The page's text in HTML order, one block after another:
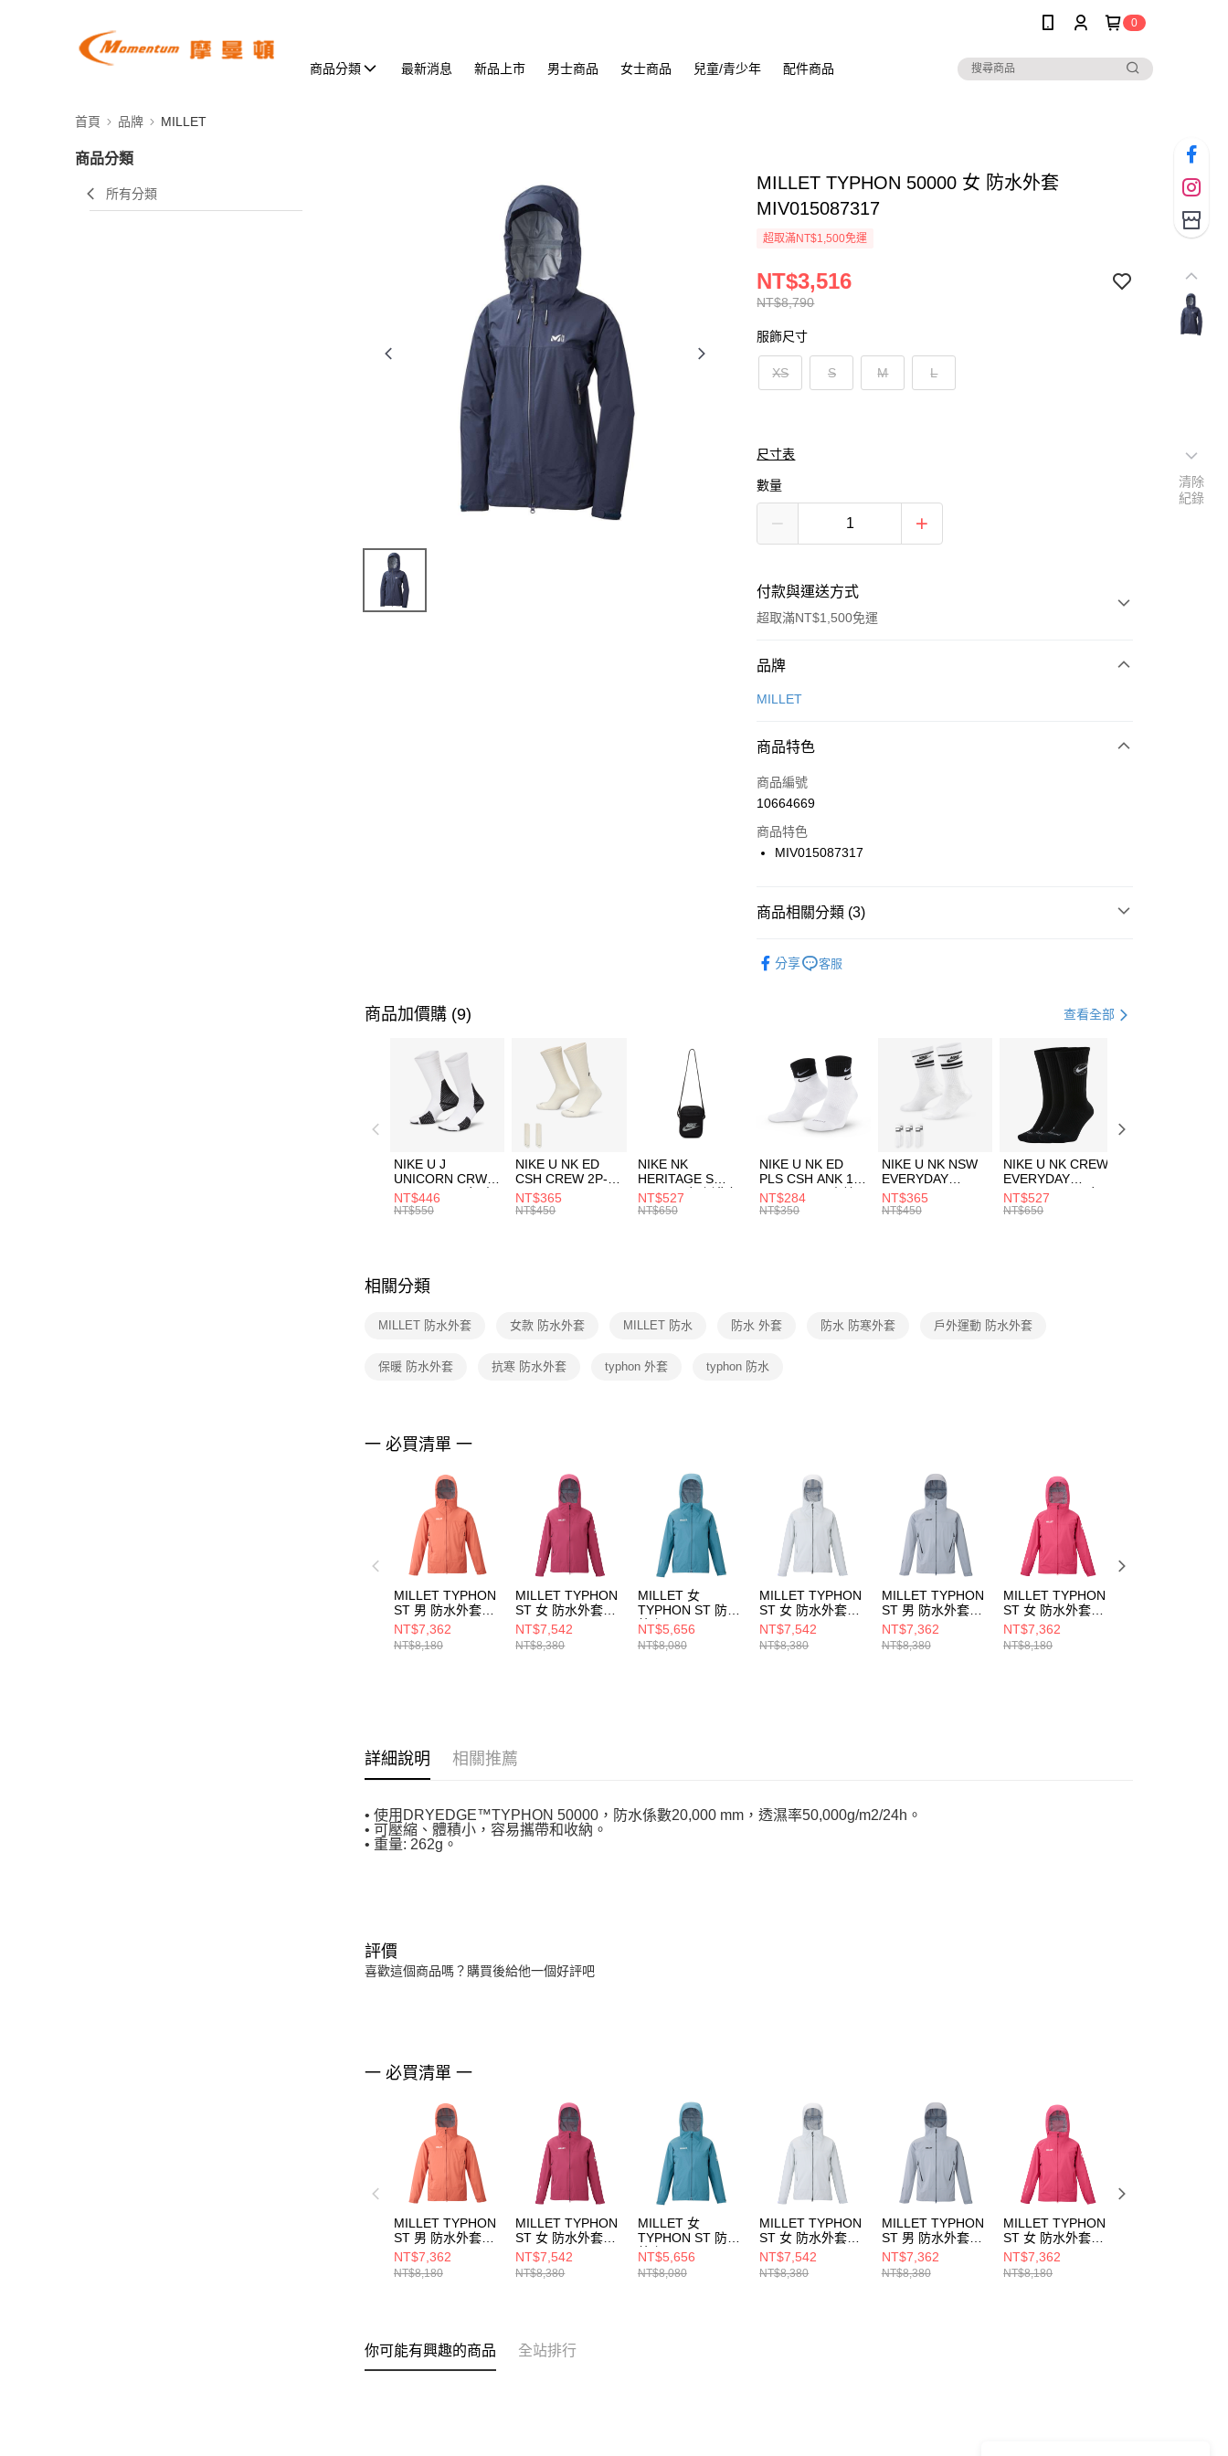
0
商品分類 最新消息 新品上市 男士商品 女士商品 兒童/青少年 配件商品
首頁 品牌 MILLET
商品分類
所有分類
MILLET TYPHON 50000 女 防水外套
MIV015087317
超取滿NT$1,500免運
NT$8,790
NT$3,516
服飾尺寸
XS S M L
尺寸表
數量
付款與運送方式
超取滿NT$1,500免運
付款方式
信用卡一次付款
合作金庫商業銀行
華南商業銀行
上海商業儲蓄銀行
國泰世華商業銀行
聯邦商業銀行
台新國際商業銀行
LINE Pay
Apple Pay
【關於「AFTEE先享後付」】
３．安心：先確認商品／服務後，再付款。
【「AFTEE先享後付」結帳流程】
１．於結帳方式選擇「AFTEE先享後付」後，將跳轉至「AFTEE先享後
付」結帳頁面，進行簡訊認證並確認金額後，即可完成結帳。
２．訂單成立數日內，您將收到繳費通知簡訊。
３．收到繳費通知簡訊後14天內，點擊此簡訊中的連結，可透過四大超商
／ATM／網路銀行／等多元方式進行付款，方視為交易完成。
※ 請注意：結帳手續完成當下不需立刻繳費，但若您需要取消訂單，請聯
絡購買商品的店家。未經商家同意取消之訂單仍視為有效，需透過AFTEE
先享後付繳納相關費用。
１．透過由恩沛科技股份有限公司提供之「AFTEE先享後付」服務完成之
交易，需依本服務之必要範圍內提供個人資料，並將交易相關給付款項請
２．關於個人資料處理事宜，請瀏覽以下網址：
結果請求用戶進行身份認證。
５．嚴禁一人註冊多個帳號或使用他人資訊註冊。若發現惡意使用之情
形，恩沛科技股份有限公司將有權停止該用戶之使用額度並採取法律行
動。
每筆NT$100，滿NT$1,500(含以上)免運費
每筆NT$100，滿NT$1,500(含以上)免運費
付款後門市自取
每筆NT$100，滿NT$1,500(含以上)免運費
品牌
MILLET
商品特色
商品編號
10664669
商品特色
MIV015087317
商品相關分類 (3)
分享 客服
商品加價購 (9) 查看全部
NIKE U J
UNICORN CRW
1PR -160 男女 中
統襪 FZ3393100
NT$446
NT$550
NIKE U NK ED
CSH CREW 2P-
144 EMBRDY 男
女 短統襪
NT$365
NT$450
NIKE NK
HERITAGE S
SMIT 男女 側背包
BA5871010
NT$527
NT$650
NIKE U NK ED
PLS CSH ANK 1P
144 DBL 男 中統
襪 DH4058104
NT$284
NT$350
NIKE U NK NSW
EVERYDAY
ESSENTIAL CR
男女 短統襪
NT$365
NT$450
NIKE U NK CREW
EVERYDAY
BBALL 3PR 男女
長統襪
NT$527
NT$650
相關分類
MILLET 防水外套 女款 防水外套 MILLET 防水 防水 外套 防水 防寒外套 戶外運動 防水外套
保暖 防水外套 抗寒 防水外套 typhon 外套 typhon 防水
一 必買清單 一
MILLET TYPHON
ST 男 防水外套
MIV03168N8408
NT$7,362
NT$8,180
MILLET TYPHON
ST 女 防水外套
MIV03207N9413
NT$7,542
NT$8,380
MILLET 女
TYPHON ST 防水
外套
MIV03207N9845
NT$5,656
NT$8,080
MILLET TYPHON
ST 女 防水外套
MIV03207N7365
NT$7,542
NT$8,380
MILLET TYPHON
ST 男 防水外套
MIV03168N9886
NT$7,362
NT$8,380
MILLET TYPHON
ST 女 防水外套
MIV03207N3834
NT$7,362
NT$8,180
詳細說明 相關推薦
• 使用DRYEDGE™TYPHON 50000，防水係數20,000 mm，透濕率50,000g/m2/24h。
• 可壓縮、體積小，容易攜帶和收納。
• 重量: 262g。
評價
喜歡這個商品嗎？購買後給他一個好評吧
一 必買清單 一
MILLET TYPHON
ST 男 防水外套
MIV03168N8408
NT$7,362
NT$8,180
MILLET TYPHON
ST 女 防水外套
MIV03207N9413
NT$7,542
NT$8,380
MILLET 女
TYPHON ST 防水
外套
MIV03207N9845
NT$5,656
NT$8,080
MILLET TYPHON
ST 女 防水外套
MIV03207N7365
NT$7,542
NT$8,380
MILLET TYPHON
ST 男 防水外套
MIV03168N9886
NT$7,362
NT$8,380
MILLET TYPHON
ST 女 防水外套
MIV03207N3834
NT$7,362
NT$8,180
你可能有興趣的商品 全站排行
清除
紀錄